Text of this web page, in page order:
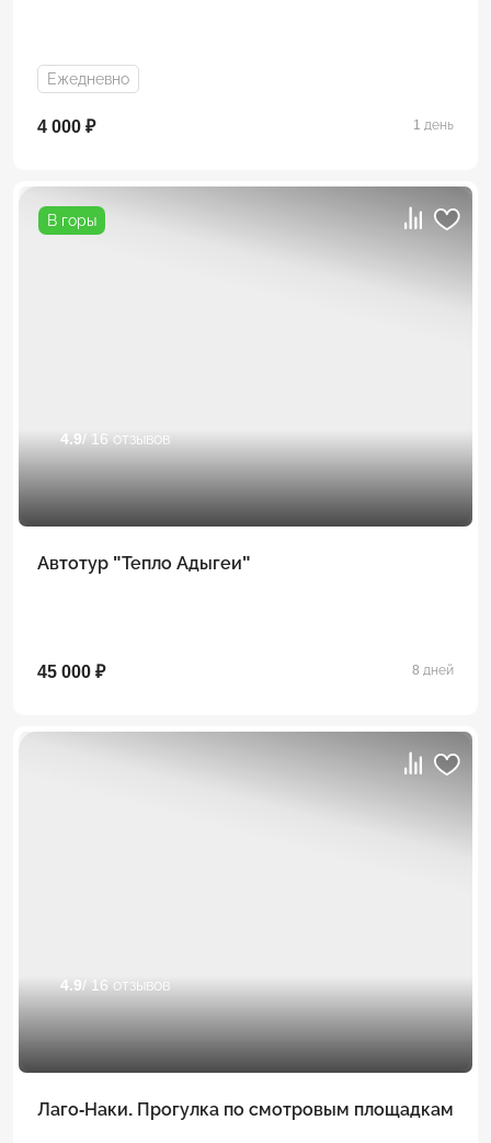
Ежедневно
4 000 ₽ 1 день
В горы
4.9 / 16 отзывов
Автотур "Тепло Адыгеи"
45 000 ₽ 8 дней
4.9 / 16 отзывов
Лаго-Наки. Прогулка по смотровым площадкам